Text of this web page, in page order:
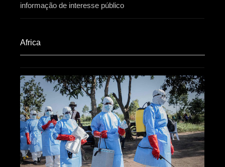
informação de interesse público
Africa​